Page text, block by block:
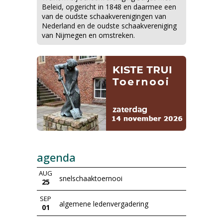
Beleid, opgericht in 1848 en daarmee een
van de oudste schaakverenigingen van
Nederland en de oudste schaakvereniging
van Nijmegen en omstreken.
agenda
AUG
25 snelschaaktoernooi
SEP
01 algemene ledenvergadering